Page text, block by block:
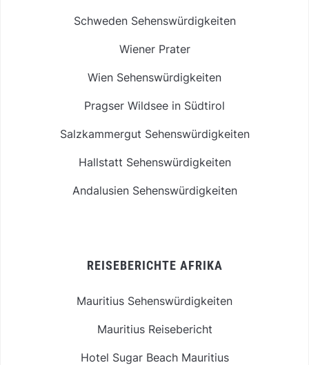
Schweden Sehenswürdigkeiten
Wiener Prater
Wien Sehenswürdigkeiten
Pragser Wildsee in Südtirol
Salzkammergut Sehenswürdigkeiten
Hallstatt Sehenswürdigkeiten
Andalusien Sehenswürdigkeiten
REISEBERICHTE AFRIKA
Mauritius Sehenswürdigkeiten
Mauritius Reisebericht
Hotel Sugar Beach Mauritius